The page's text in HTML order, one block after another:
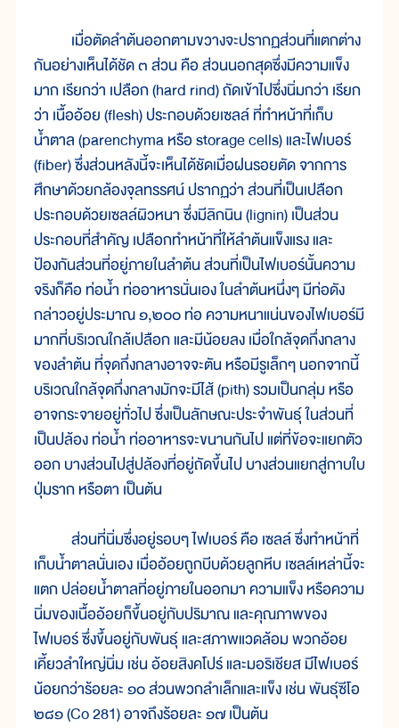
เมื่อตัดลำต้นออกตามขวางจะปรากฏส่วนที่แตกต่าง
กันอย่างเห็นได้ชัด ๓ ส่วน คือ ส่วนนอกสุดซึ่งมีความแข็ง
มาก เรียกว่า เปลือก (hard rind) ถัดเข้าไปซึ่งนิ่มกว่า เรียก
ว่า เนื้ออ้อย (flesh) ประกอบด้วยเซลล์ ที่ทำหน้าที่เก็บ
น้ำตาล (parenchyma หรือ storage cells) และไฟเบอร์
(fiber) ซึ่งส่วนหลังนี้จะเห็นได้ชัดเมื่อฝนรอยตัด จากการ
ศึกษาด้วยกล้องจุลทรรศน์ ปรากฏว่า ส่วนที่เป็นเปลือก
ประกอบด้วยเซลล์ผิวหนา ซึ่งมีลิกนิน (lignin) เป็นส่วน
ประกอบที่สำคัญ เปลือกทำหน้าที่ให้ลำต้นแข็งแรง และ
ป้องกันส่วนที่อยู่ภายในลำต้น ส่วนที่เป็นไฟเบอร์นั้นความ
จริงก็คือ ท่อน้ำ ท่ออาหารนั่นเอง ในลำต้นหนึ่งๆ มีท่อดัง
กล่าวอยู่ประมาณ ๑,๒๐๐ ท่อ ความหนาแน่นของไฟเบอร์มี
มากที่บริเวณใกล้เปลือก และมีน้อยลง เมื่อใกล้จุดกึ่งกลาง
ของลำต้น ที่จุดกึ่งกลางอาจจะตัน หรือมีรูเล็กๆ นอกจากนี้
บริเวณใกล้จุดกึ่งกลางมักจะมีไส้ (pith) รวมเป็นกลุ่ม หรือ
อาจกระจายอยู่ทั่วไป ซึ่งเป็นลักษณะประจำพันธุ์ ในส่วนที่
เป็นปล้อง ท่อน้ำ ท่ออาหารจะขนานกันไป แต่ที่ข้อจะแยกตัว
ออก บางส่วนไปสู่ปล้องที่อยู่ถัดขึ้นไป บางส่วนแยกสู่กาบใบ
ปุ่มราก หรือตา เป็นต้น
ส่วนที่นิ่มซึ่งอยู่รอบๆ ไฟเบอร์ คือ เซลล์ ซึ่งทำหน้าที่
เก็บน้ำตาลนั่นเอง เมื่ออ้อยถูกบีบด้วยลูกหีบ เซลล์เหล่านี้จะ
แตก ปล่อยน้ำตาลที่อยู่ภายในออกมา ความแข็ง หรือความ
นิ่มของเนื้ออ้อยก็ขึ้นอยู่กับปริมาณ และคุณภาพของ
ไฟเบอร์ ซึ่งขึ้นอยู่กับพันธุ์ และสภาพแวดล้อม พวกอ้อย
เคี้ยวลำใหญ่นิ่ม เช่น อ้อยสิงคโปร์ และมอริเชียส มีไฟเบอร์
น้อยกว่าร้อยละ ๑๐ ส่วนพวกลำเล็กและแข็ง เช่น พันธุ์ซีโอ
๒๘๑ (Co 281) อาจถึงร้อยละ ๑๗ เป็นต้น